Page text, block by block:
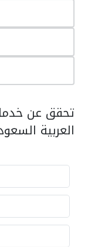
تحقق عن
العربية